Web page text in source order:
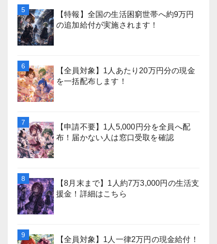
【特報】全国の生活困窮世帯へ約9万円
の追加給付が実施されます！
【全員対象】1人あたり20万円分の現金
を一括配布します！
【申請不要】1人5,000円分を全員へ配
布！届かない人は窓口受取を確認
【8月末まで】1人約7万3,000円の生活支
援金！詳細はこちら
【全員対象】1人一律2万円の現金給付！